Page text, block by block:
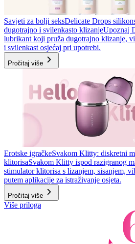
Savjeti za bolji seksDelicate Drops
dugotrajno i svilenkasto klizanjeUpoznaj
lubrikant koji pruža dugotrajno klizanje,
i svilenkast osjećaj pri upotrebi.
Pročitaj više
Erotske igračkeSvakom Klitty: diskretni
klitorisaSvakom Klitty ispod razigranog
stimulator klitorisa s lizanjem, sisanjem,
putem aplikacije za istraživanje osjeta.
Pročitaj više
Više priloga